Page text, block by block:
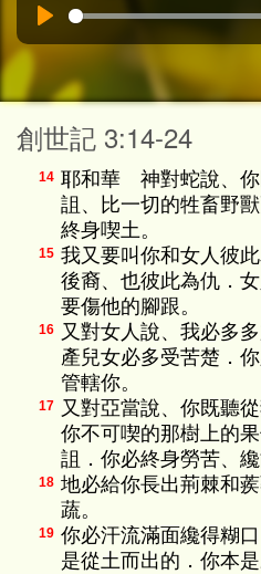
創世記 3:14-24
14 耶和華 神對蛇說、你
詛、比一切的牲畜野
終身喫土。
15 我又要叫你和女人彼
後裔、也彼此為仇．
要傷他的腳跟。
16 又對女人說、我必多
產兒女必多受苦楚．
管轄你。
17 又對亞當說、你既聽
你不可喫的那樹上的
詛．你必終身勞苦、纔
18 地必給你長出荊棘和
蔬。
19 你必汗流滿面纔得糊
是從土而出的．你本